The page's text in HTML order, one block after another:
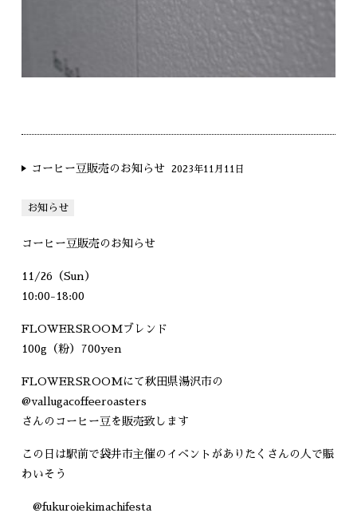
コーヒー豆販売のお知らせ 2023年11月11日
お知らせ
コーヒー豆販売のお知らせ
11/26（Sun）
10:00-18:00
FLOWERSROOMブレンド
100g（粉）700yen
FLOWERSROOMにて秋田県湯沢市の
@vallugacoffeeroasters
さんのコーヒー豆を販売致します
この日は駅前で袋井市主催のイベントがありたくさんの人で賑
わいそう
@fukuroiekimachifesta